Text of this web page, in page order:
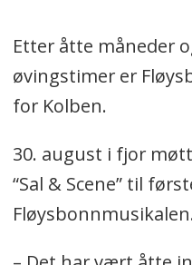
Etter åtte måneder
øvingstimer er
for Kolben.
30. august i fjor
“Sal & Scene” til